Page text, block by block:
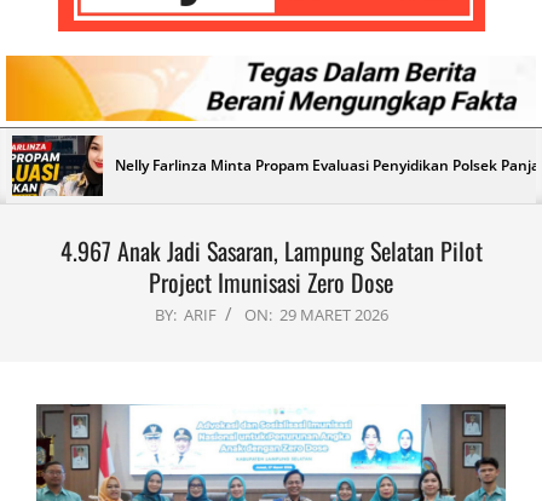
M-
TJEK
NEWS
Primary
Navigation
Menu
Nelly Farlinza Minta Propam Evaluasi Penyidikan Polsek
4.967 Anak Jadi Sasaran, Lampung Selatan Pilot
Project Imunisasi Zero Dose
BY: ARIF ON: 29 MARET 2026